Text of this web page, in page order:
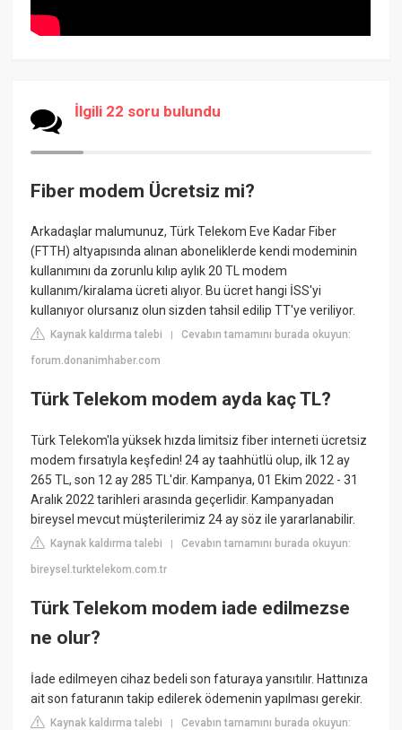
İlgili 22 soru bulundu
Fiber modem Ücretsiz mi?
Arkadaşlar malumunuz, Türk Telekom Eve Kadar Fiber
(FTTH) altyapısında alınan aboneliklerde kendi modeminin
kullanımını da zorunlu kılıp aylık 20 TL modem
kullanım/kiralama ücreti alıyor. Bu ücret hangi İSS'yi
kullanıyor olursanız olun sizden tahsil edilip TT'ye veriliyor.
Kaynak kaldırma talebi |Cevabın tamamını burada okuyun:
forum.donanimhaber.com
Türk Telekom modem ayda kaç TL?
​​​​Türk Telekom'la yüksek hızda limitsiz fiber interneti ücretsiz
modem fırsatıyla keşfedin! 24 ay taahhütlü olup, ilk 12 ay
265 TL, son 12 ay 285 TL'dir. Kampanya, 01 Ekim 2022 - 31
Aralık 2022 tarihleri arasında geçerlidir. Kampanyadan
bireysel mevcut müşterilerimiz 24 ay söz ile yararlanabilir.
Kaynak kaldırma talebi |Cevabın tamamını burada okuyun:
bireysel.turktelekom.com.tr
Türk Telekom modem iade edilmezse
ne olur?
İade edilmeyen cihaz bedeli son faturaya yansıtılır. Hattınıza
ait son faturanın takip edilerek ödemenin yapılması gerekir.
Kaynak kaldırma talebi |Cevabın tamamını burada okuyun: